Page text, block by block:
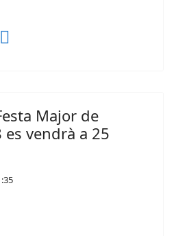
Major de
vendrà a 25